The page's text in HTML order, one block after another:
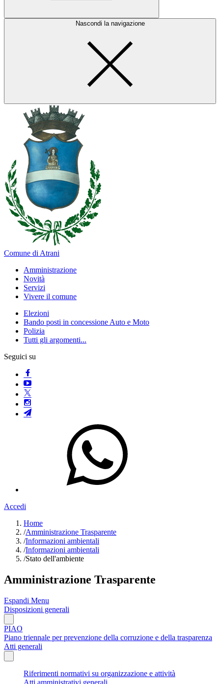
Nascondi la navigazione
Comune di Atrani
Amministrazione
Novità
Servizi
Vivere il comune
Elezioni
Bando posti in concessione Auto e Moto
Polizia
Tutti gli argomenti...
Seguici su
Accedi
Home
/Amministrazione Trasparente
/Informazioni ambientali
/Informazioni ambientali
/Stato dell'ambiente
Amministrazione Trasparente
Espandi Menu
Disposizioni generali
PIAO
Piano triennale per prevenzione della corruzione e della trasparenza
Atti generali
Riferimenti normativi su organizzazione e attività
Atti amministrativi generali